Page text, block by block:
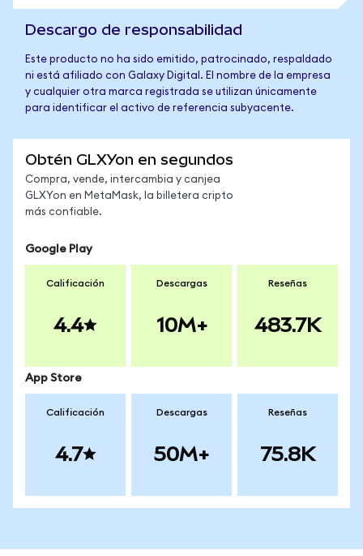
Descargo de responsabilidad
Este producto no ha sido emitido, patrocinado, respaldado
ni está afiliado con Galaxy Digital. El nombre de la empresa
y cualquier otra marca registrada se utilizan únicamente
para identificar el activo de referencia subyacente.
Obtén GLXYon en segundos
Compra, vende, intercambia y canjea
GLXYon en MetaMask, la billetera cripto
más confiable.
Google Play
Calificación
4.4
Descargas
10M+
Reseñas
483.7K
App Store
Calificación
4.7
Descargas
50M+
Reseñas
75.8K